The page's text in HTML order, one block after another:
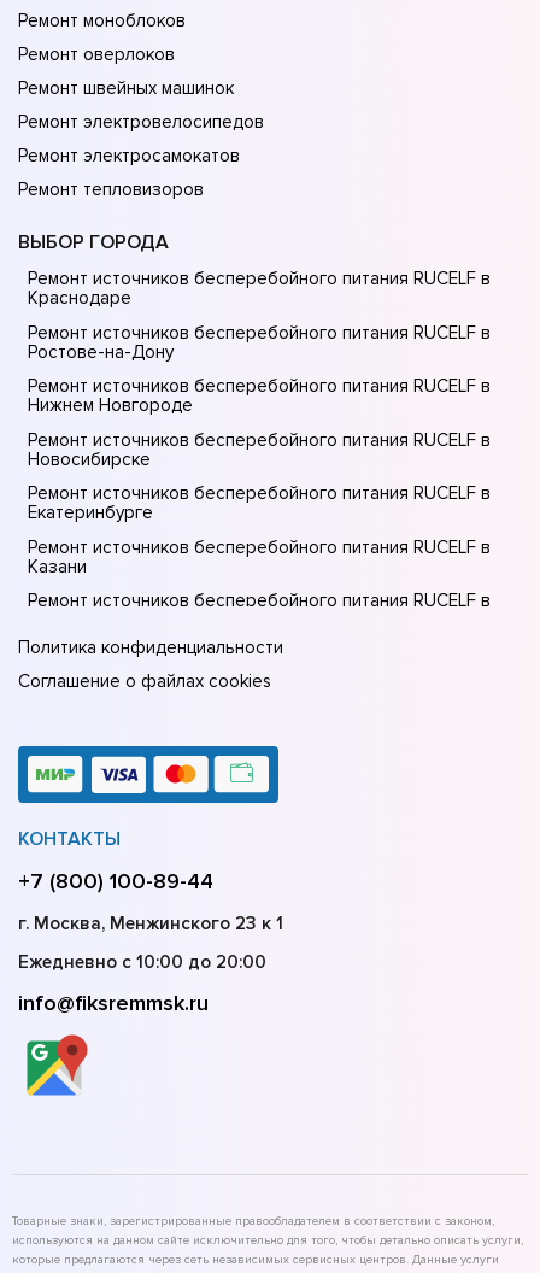
Ремонт моноблоков
Ремонт оверлоков
Ремонт швейных машинок
Ремонт электровелосипедов
Ремонт электросамокатов
Ремонт тепловизоров
ВЫБОР ГОРОДА
Ремонт источников бесперебойного питания RUCELF в
Краснодаре
Ремонт источников бесперебойного питания RUCELF в
Ростове-на-Донy
Ремонт источников бесперебойного питания RUCELF в
Нижнем Новгороде
Ремонт источников бесперебойного питания RUCELF в
Новосибирске
Ремонт источников бесперебойного питания RUCELF в
Екатеринбурге
Ремонт источников бесперебойного питания RUCELF в
Казани
Ремонт источников бесперебойного питания RUCELF в
Политика конфиденциальности
Соглашение о файлах cookies
КОНТАКТЫ
+7 (800) 100-89-44
г. Москва, Менжинского 23 к 1
Ежедневно с 10:00 до 20:00
info@fiksremmsk.ru
Товарные знаки, зарегистрированные правообладателем в соответствии с законом,
используются на данном сайте исключительно для того, чтобы детально описать услуги,
которые предлагаются через сеть независимых сервисных центров. Данные услуги